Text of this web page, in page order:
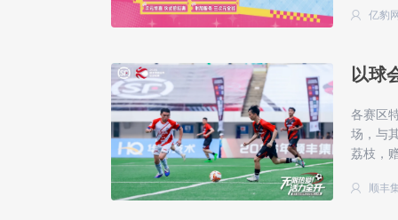
亿豹
以球
各赛区
场，与
荔枝，
顺丰